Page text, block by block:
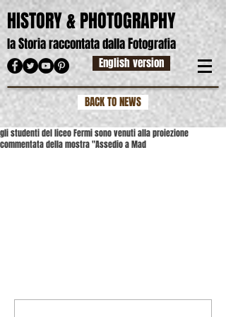
HISTORY & PHOTOGRAPHY
laStoria raccontata dallaFotografia
English version
BACK TO NEWS
gli studenti del liceo Fermi sono venuti alla proiezione
commentata della mostra "Assedio a Mad